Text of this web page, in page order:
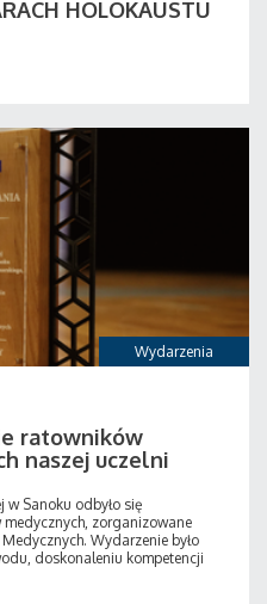
HOLOKAUSTU
Wydarzenia
ratowników
naszej uczelni
w Sanoku odbyło się
zorganizowane
Wydarzenie było
doskonaleniu kompetencji